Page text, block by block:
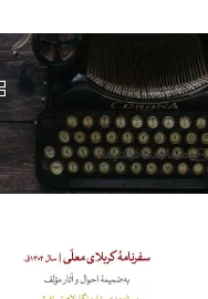
خانه/Products tagged “نجف”
مشاهده فیلترها